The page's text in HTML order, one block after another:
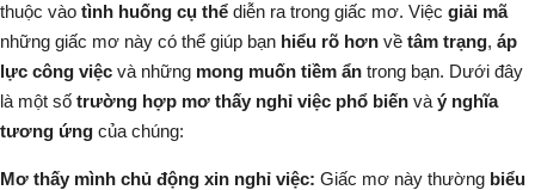
thuộc vào tình huống cụ thể diễn ra trong giấc mơ. Việc giải mã
những giấc mơ này có thể giúp bạn hiểu rõ hơn về tâm trạng, áp
lực công việc và những mong muốn tiềm ẩn trong bạn. Dưới đây
là một số trường hợp mơ thấy nghỉ việc phổ biến và ý nghĩa
tương ứng của chúng:
Mơ thấy mình chủ động xin nghỉ việc: Giấc mơ này thường biểu